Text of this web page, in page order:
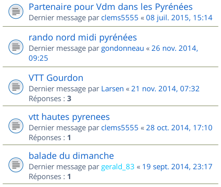
Partenaire pour Vdm dans les Pyrénées
Dernier message par clems5555 « 08 juil. 2015, 15:14
rando nord midi pyrénées
Dernier message par gondonneau « 26 nov. 2014,
09:25
VTT Gourdon
Dernier message par Larsen « 21 nov. 2014, 07:32
Réponses : 3
vtt hautes pyrenees
Dernier message par clems5555 « 28 oct. 2014, 17:10
Réponses : 1
balade du dimanche
Dernier message par gerald_83 « 19 sept. 2014, 23:17
Réponses : 1